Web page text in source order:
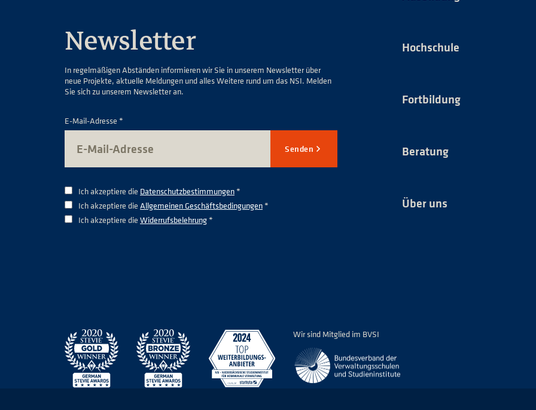
Newsletter
In regelmäßigen Abständen informieren wir Sie in unserem Newsletter über
neue Projekte, aktuelle Meldungen und alles Weitere rund um das NSI. Melden
Sie sich zu unserem Newsletter an.
E-Mail-Adresse *
Senden
Ich akzeptiere die Datenschutzbestimmungen*
Ich akzeptiere die Allgemeinen Geschäftsbedingungen*
Ich akzeptiere die Widerrufsbelehrung*
Hochschule
Fortbildung
Beratung
Über uns
Wir sind Mitglied im BVSI